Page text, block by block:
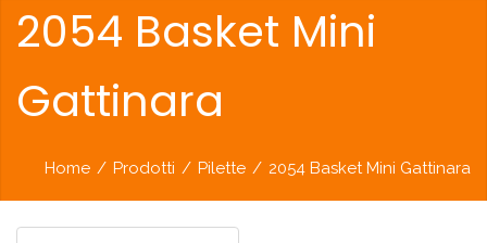
2054 Basket Mini
Gattinara
Home / Prodotti / Pilette / 2054 Basket Mini Gattinara